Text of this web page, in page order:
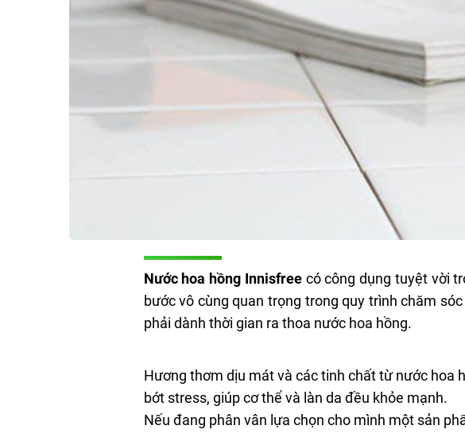
Nước hoa hồng Innisfreecó công dụng tuyệt vời
bước vô cùng quan trọng trong quy trình chăm
phải dành thời gian ra thoa nước hoa hồng.
Hương thơm dịu mát và các tinh chất từ nước hoa
bớt stress, giúp cơ thể và làn da đều khỏe mạnh.
Nếu đang phân vân lựa chọn cho mình một sản